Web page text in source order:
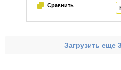
Загрузить еще